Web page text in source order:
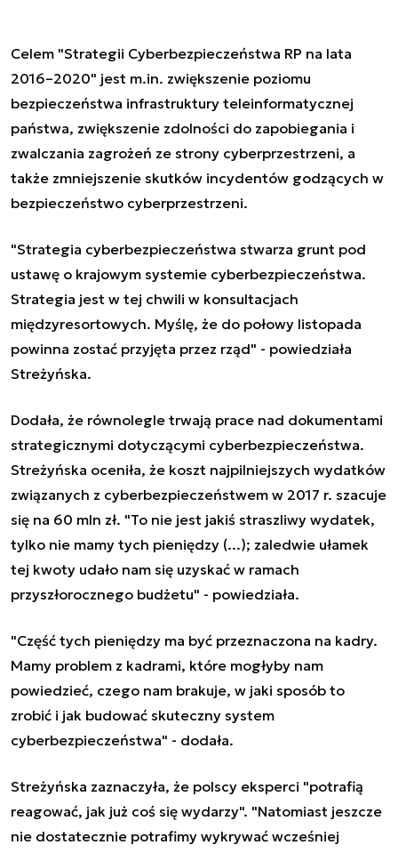
Celem "Strategii Cyberbezpieczeństwa RP na lata
2016–2020" jest m.in. zwiększenie poziomu
bezpieczeństwa infrastruktury teleinformatycznej
państwa, zwiększenie zdolności do zapobiegania i
zwalczania zagrożeń ze strony cyberprzestrzeni, a
także zmniejszenie skutków incydentów godzących w
bezpieczeństwo cyberprzestrzeni.
"Strategia cyberbezpieczeństwa stwarza grunt pod
ustawę o krajowym systemie cyberbezpieczeństwa.
Strategia jest w tej chwili w konsultacjach
międzyresortowych. Myślę, że do połowy listopada
powinna zostać przyjęta przez rząd" - powiedziała
Streżyńska.
Dodała, że równolegle trwają prace nad dokumentami
strategicznymi dotyczącymi cyberbezpieczeństwa.
Streżyńska oceniła, że koszt najpilniejszych wydatków
związanych z cyberbezpieczeństwem w 2017 r. szacuje
się na 60 mln zł. "To nie jest jakiś straszliwy wydatek,
tylko nie mamy tych pieniędzy (...); zaledwie ułamek
tej kwoty udało nam się uzyskać w ramach
przyszłorocznego budżetu" - powiedziała.
"Część tych pieniędzy ma być przeznaczona na kadry.
Mamy problem z kadrami, które mogłyby nam
powiedzieć, czego nam brakuje, w jaki sposób to
zrobić i jak budować skuteczny system
cyberbezpieczeństwa" - dodała.
Streżyńska zaznaczyła, że polscy eksperci "potrafią
reagować, jak już coś się wydarzy". "Natomiast jeszcze
nie dostatecznie potrafimy wykrywać wcześniej